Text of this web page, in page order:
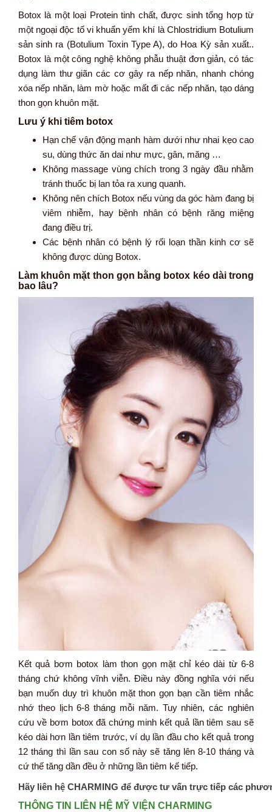
Botox là một loại Protein tinh chất, được sinh tổng hợp từ
một ngoại độc tố vi khuẩn yếm khí là Chlostridium Botulium
sản sinh ra (Botulium Toxin Type A), do Hoa Kỳ sản xuất..
Botox là một công nghệ không phẫu thuật đơn giản, có tác
dụng làm thư giãn các cơ gây ra nếp nhăn, nhanh chóng
xóa nếp nhăn, làm mờ hoặc mất đi các nếp nhăn, tạo dáng
thon gọn khuôn mặt.
Lưu ý khi tiêm botox
Hạn chế vận động mạnh hàm dưới như nhai kẹo cao
su, dùng thức ăn dai như mực, gân, măng …
Không massage vùng chích trong 3 ngày đầu nhằm
tránh thuốc bị lan tỏa ra xung quanh.
Không nên chích Botox nếu vùng da góc hàm đang bị
viêm nhiễm, hay bệnh nhân có bệnh răng miệng
đang điều trị.
Các bệnh nhân có bệnh lý rối loạn thần kinh cơ sẽ
không được dùng Botox.
Làm khuôn mặt thon gọn bằng botox kéo dài trong
bao lâu?
Kết quả bơm botox làm thon gọn mặt chỉ kéo dài từ 6-8
tháng chứ không vĩnh viễn. Điều này đồng nghĩa với nếu
bạn muốn duy trì khuôn mặt thon gọn bạn cần tiêm nhắc
nhớ theo lịch 6-8 tháng mỗi năm. Tuy nhiên, các nghiên
cứu về bơm botox đã chứng minh kết quả lần tiêm sau sẽ
kéo dài hơn lần tiêm trước, ví dụ lần đầu cho kết quả trong
12 tháng thì lần sau con số này sẽ tăng lên 8-10 tháng và
cứ thế tăng dần đều ở những lần tiêm kế tiếp.
Hãy liên hệ CHARMING để được tư vấn trực tiếp các
THÔNG TIN LIÊN HỆ MỸ VIỆN CHARMING